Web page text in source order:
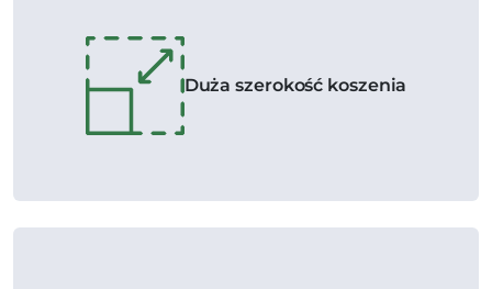
Duża szerokość koszenia